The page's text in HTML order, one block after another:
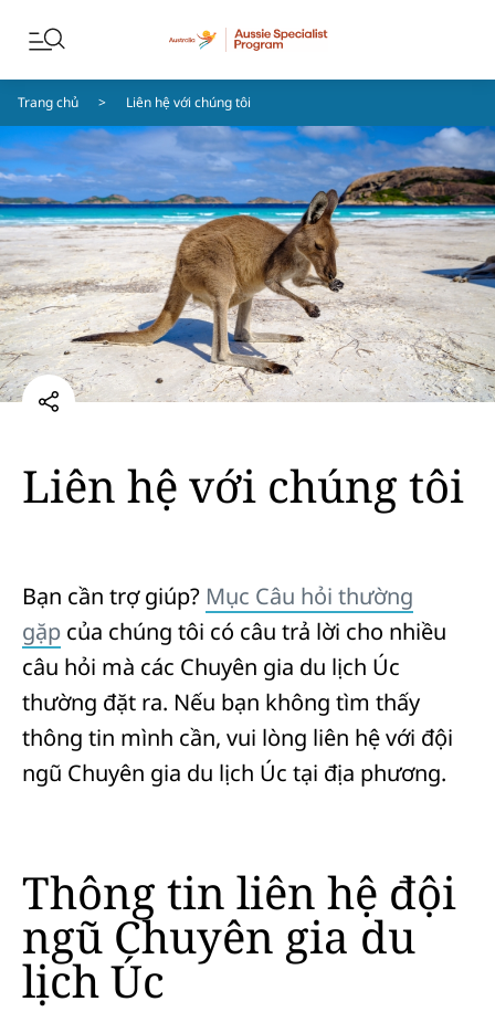
Chuyển đến nội dung
Chuyển đến điều hướng chân trang
Trang chủ Liên hệ với chúng tôi
Liên hệ với chúng tôi
Bạn cần trợ giúp? Mục Câu hỏi thường
gặp của chúng tôi có câu trả lời cho nhiều
câu hỏi mà các Chuyên gia du lịch Úc
thường đặt ra. Nếu bạn không tìm thấy
thông tin mình cần, vui lòng liên hệ với đội
ngũ Chuyên gia du lịch Úc tại địa phương.
Thông tin liên hệ đội
ngũ Chuyên gia du
lịch Úc